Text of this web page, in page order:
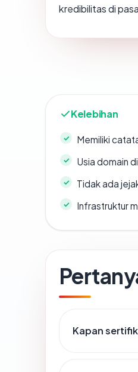
kredibilitas di
Kelebihan
Memiliki
Usia domain
Tidak ada
Infrastruktur
Kapan